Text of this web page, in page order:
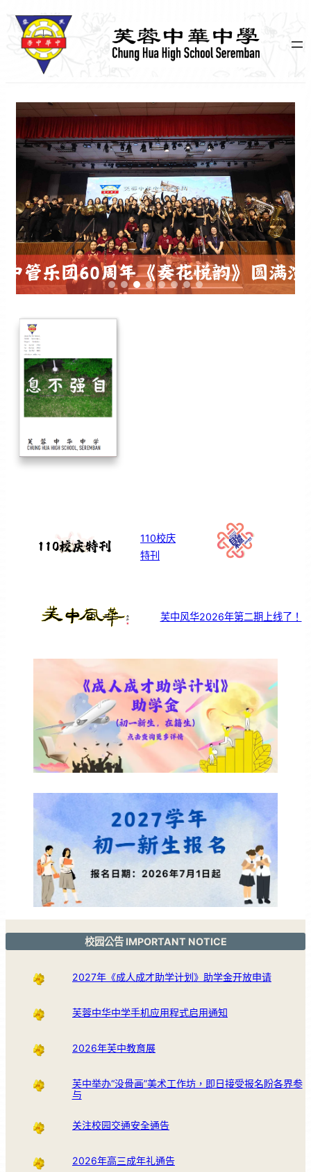
110校庆
特刊
芙中风华2026年第二期上线了！
校园公告 IMPORTANT NOTICE
2027年《成人成才助学计划》助学金开放申请
芙蓉中华中学手机应用程式启用通知
2026年芙中教育展
芙中举办“没骨画”美术工作坊，即日接受报名盼各界参
与
关注校园交通安全通告
2026年高三成年礼通告